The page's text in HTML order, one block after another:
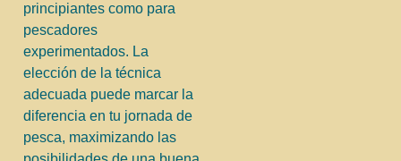
principiantes como para
pescadores
experimentados. La
elección de la técnica
adecuada puede marcar la
diferencia en tu jornada de
pesca, maximizando las